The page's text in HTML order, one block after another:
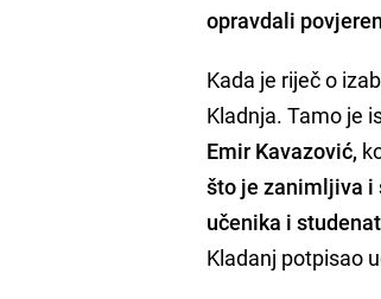
opravdali
Kada je riječ o
Kladnja. Tamo je
Emir Kavazović,
što je zanimljiva i
učenika i
Kladanj potpisao